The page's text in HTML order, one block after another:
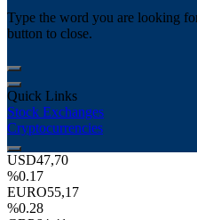
Type the word you are looking
button to close.
Quick Links
Stock Exchanges
Cryptocurrencies
USD47,70
%0.17
EURO55,17
%0.28